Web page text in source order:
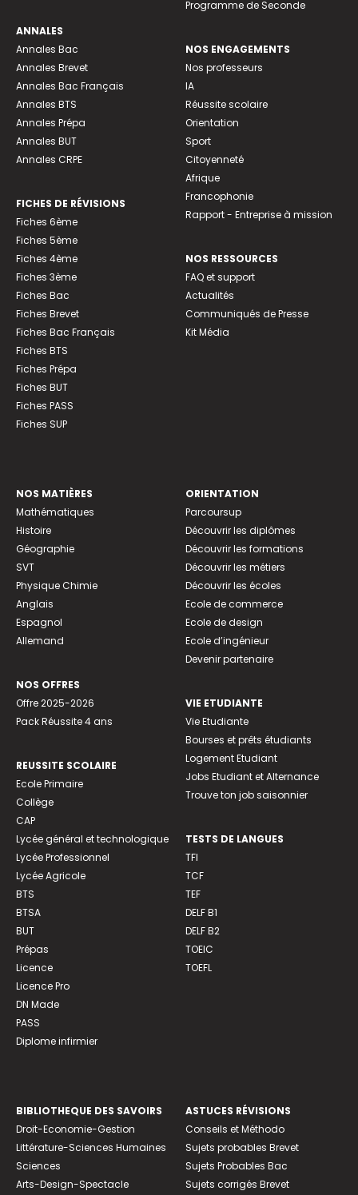
ANNALES
Annales Bac
Annales Brevet
Annales Bac Français
Annales BTS
Annales Prépa
Annales BUT
Annales CRPE
FICHES DE RÉVISIONS
Fiches 6ème
Fiches 5ème
Fiches 4ème
Fiches 3ème
Fiches Bac
Fiches Brevet
Fiches Bac Français
Fiches BTS
Fiches Prépa
Fiches BUT
Fiches PASS
Fiches SUP
Programme de Seconde
NOS ENGAGEMENTS
Nos professeurs
IA
Réussite scolaire
Orientation
Sport
Citoyenneté
Afrique
Francophonie
Rapport - Entreprise à mission
NOS RESSOURCES
FAQ et support
Actualités
Communiqués de Presse
Kit Média
NOS MATIÈRES
Mathématiques
Histoire
Géographie
SVT
Physique Chimie
Anglais
Espagnol
Allemand
NOS OFFRES
Offre 2025-2026
Pack Réussite 4 ans
REUSSITE SCOLAIRE
Ecole Primaire
Collège
CAP
Lycée général et technologique
Lycée Professionnel
Lycée Agricole
BTS
BTSA
BUT
Prépas
Licence
Licence Pro
DN Made
PASS
Diplome infirmier
ORIENTATION
Parcoursup
Découvrir les diplômes
Découvrir les formations
Découvrir les métiers
Découvrir les écoles
Ecole de commerce
Ecole de design
Ecole d’ingénieur
Devenir partenaire
VIE ETUDIANTE
Vie Etudiante
Bourses et prêts étudiants
Logement Etudiant
Jobs Etudiant et Alternance
Trouve ton job saisonnier
TESTS DE LANGUES
TFI
TCF
TEF
DELF B1
DELF B2
TOEIC
TOEFL
BIBLIOTHEQUE DES SAVOIRS
Droit-Economie-Gestion
Littérature-Sciences Humaines
Sciences
Arts-Design-Spectacle
ASTUCES RÉVISIONS
Conseils et Méthodo
Sujets probables Brevet
Sujets Probables Bac
Sujets corrigés Brevet